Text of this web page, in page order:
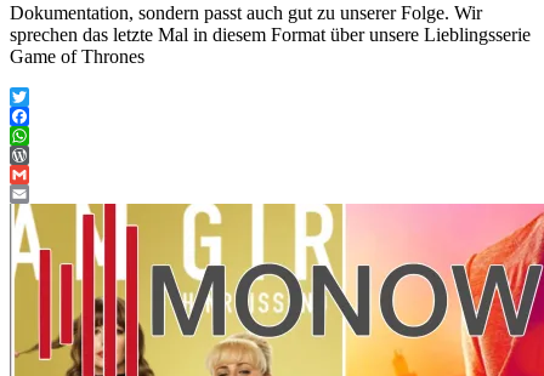
Dokumentation, sondern passt auch gut zu unserer Folge. Wir
sprechen das letzte Mal in diesem Format über unsere Lieblingsserie
Game of Thrones
Twitter
Facebook
WhatsApp
WordPress
Gmail
Email